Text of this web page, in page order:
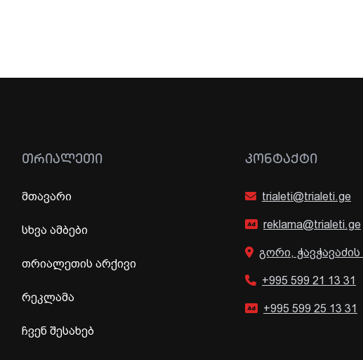
ᲗᲠᲘᲐᲚᲔᲗᲘ
მთავარი
სხვა ამბები
თრიალეთის არქივი
რეკლამა
ჩვენ შესახებ
ᲙᲝᲜᲢᲐᲥᲢᲘ
trialeti@trialeti.ge
reklama@trialeti.ge
გორი, ჭავჭავაძის
+995 599 21 13 31
+995 599 25 13 31